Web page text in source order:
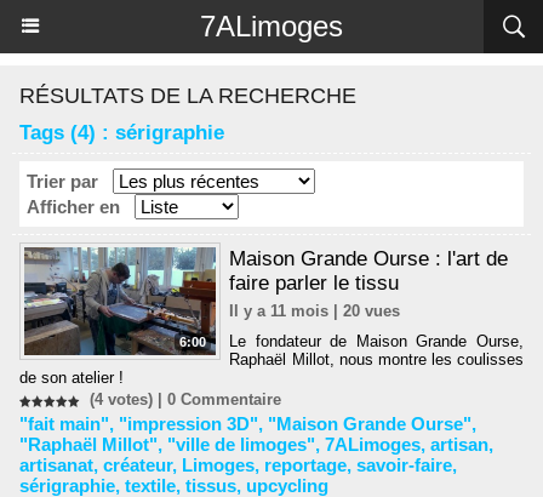
7ALimoges
RÉSULTATS DE LA RECHERCHE
Tags (4) : sérigraphie
Trier par
Afficher en
6:00
Maison Grande Ourse : l'art de
faire parler le tissu
Il y a 11 mois | 20 vues
Le fondateur de Maison Grande Ourse,
Raphaël Millot, nous montre les coulisses
de son atelier !
(4 votes) | 0 Commentaire
"fait main", "impression 3D", "Maison Grande Ourse",
"Raphaël Millot", "ville de limoges", 7ALimoges, artisan,
artisanat, créateur, Limoges, reportage, savoir-faire,
sérigraphie, textile, tissus, upcycling